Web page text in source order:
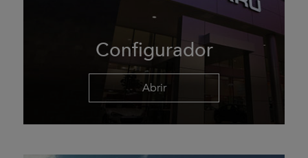
Configurador
Abrir